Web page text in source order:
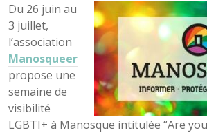
Du 26 juin au
3 juillet,
l’association
Manosqueer
propose une
semaine de
visibilité
LGBTI+ à Manosque intitulée “Are